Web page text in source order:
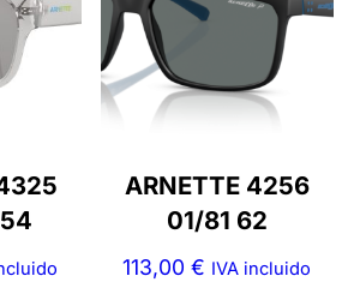
ARNETTE 4256
01/81 62
113,00€ IVA incluido